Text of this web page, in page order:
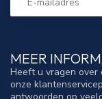
MEER
Heeft u vragen over
onze
antwoorden op